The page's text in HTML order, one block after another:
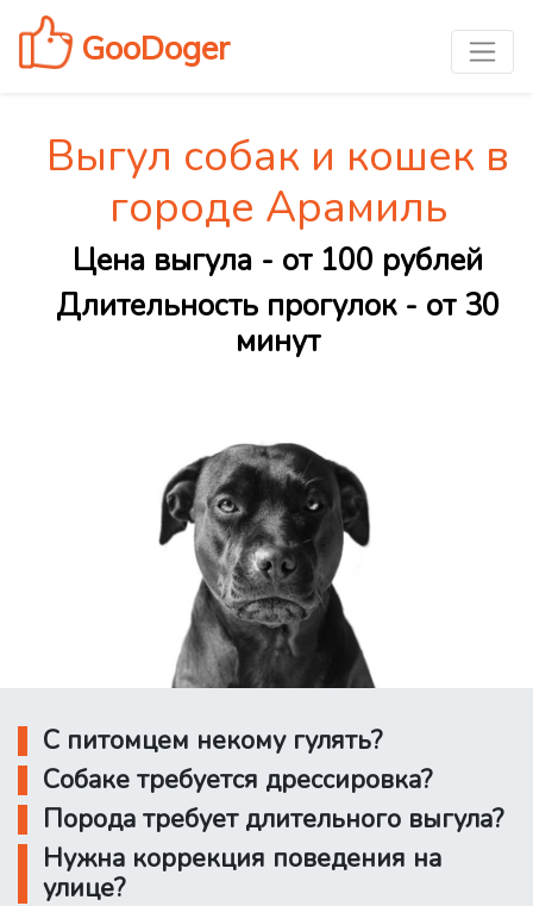
GooDoger
Выгул собак и кошек в
городе Арамиль
Цена выгула - от 100 рублей
Длительность прогулок - от 30
минут
С питомцем некому гулять?
Собаке требуется дрессировка?
Порода требует длительного выгула?
Нужна коррекция поведения на
улице?